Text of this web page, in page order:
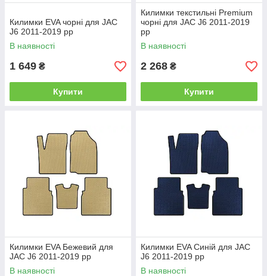
Килимки EVA чорні для JAC
J6 2011-2019 рр
В наявності
1 649 ₴
Купити
Килимки текстильні Premium
чорні для JAC J6 2011-2019
рр
В наявності
2 268 ₴
Купити
Килимки EVA Бежевий для
JAC J6 2011-2019 рр
В наявності
Килимки EVA Синій для JAC
J6 2011-2019 рр
В наявності